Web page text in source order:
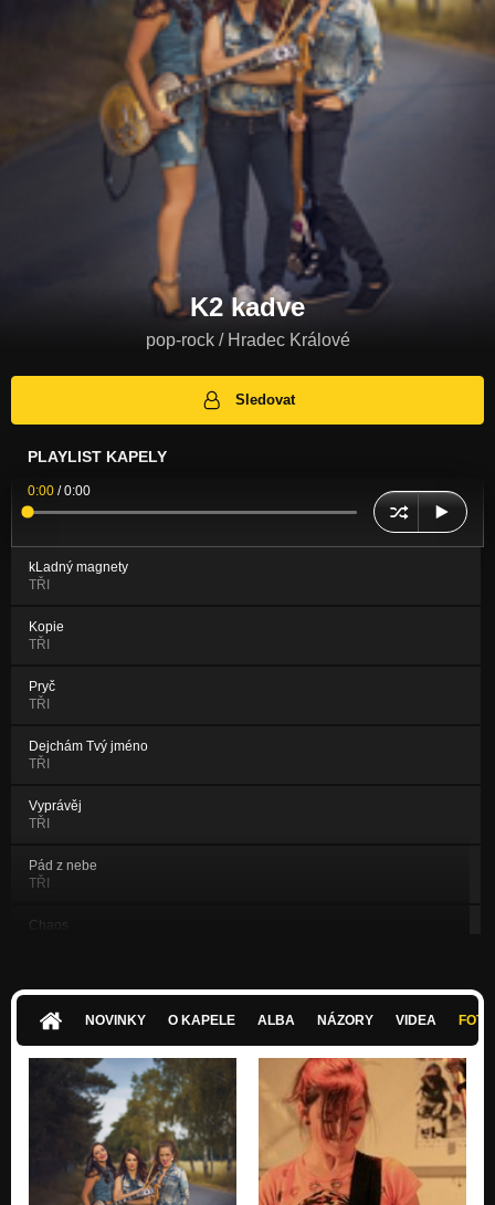
K2 kadve
pop-rock / Hradec Králové
Sledovat
PLAYLIST KAPELY
0:00 /0:00
kLadný magnety
TŘI
Kopie
TŘI
Pryč
TŘI
Dejchám Tvý jméno
TŘI
Vyprávěj
TŘI
Pád z nebe
TŘI
Chaos
Pryč (akusticky)
TŘI
1,2,3 (2014)
V utajení (2014)
NOVINKY O KAPELE ALBA NÁZORY VIDEA